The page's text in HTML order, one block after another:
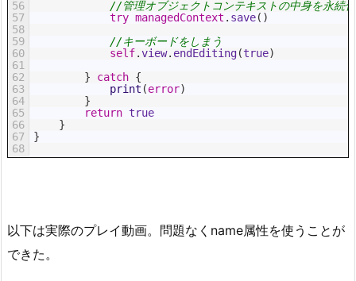
56
57
58
59
60
61
62
63
64
65
66
67
68
//管理オブジェクトコンテキストの中身を永続
try managedContext . save( )
//キーボードをしまう
self.view. endEditing(true)
}
catch {
print (error)
}
return true
}
}
以下は実際のプレイ動画。問題なくname属性を使うことが
できた。